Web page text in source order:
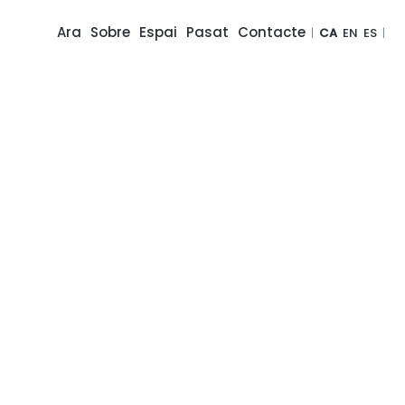
Ara Sobre Espai Pasat Contacte | CA EN ES |